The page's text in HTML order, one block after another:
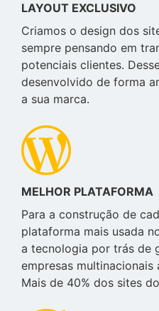
LAYOUT EXCLUSIVO
Criamos o design dos
sempre pensando em
potenciais clientes.
desenvolvido de forma
a sua marca.
MELHOR PLATAFORMA
Para a construção de
plataforma mais usada
a tecnologia por trás de
empresas
Mais de 40% dos sites